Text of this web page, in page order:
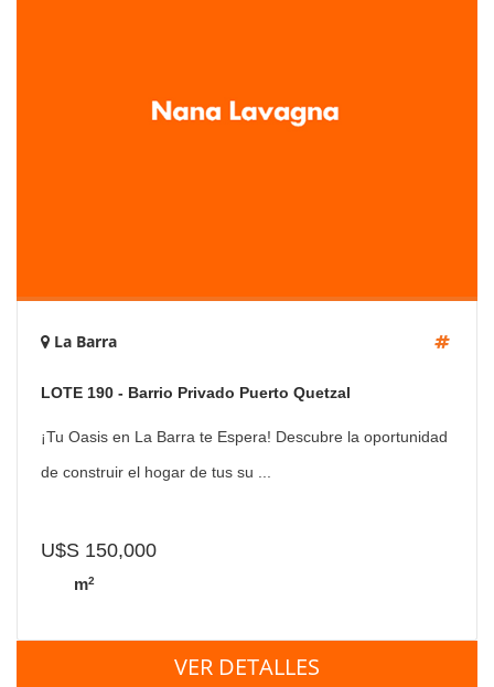
La Barra
LOTE 190 - Barrio Privado Puerto Quetzal
¡Tu Oasis en La Barra te Espera! Descubre la oportunidad
de construir el hogar de tus su ...
U$S 150,000
m2
VER DETALLES